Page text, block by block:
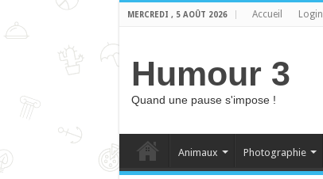
MERCREDI , 5 AOÛT 2026 Accueil Login
Humour 3
Quand une pause s'impose !
Animaux Photographie